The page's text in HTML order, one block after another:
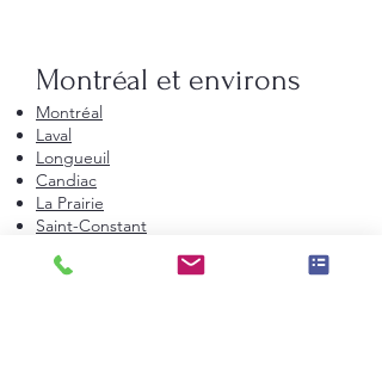
Montréal et environs
Montréal
Laval
Longueuil
Candiac
La Prairie
Saint-Constant
Saint-Bruno-de-Montarville